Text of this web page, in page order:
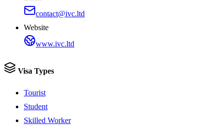
contact@ivc.ltd
Website
www.ivc.ltd
Visa Types
Tourist
Student
Skilled Worker